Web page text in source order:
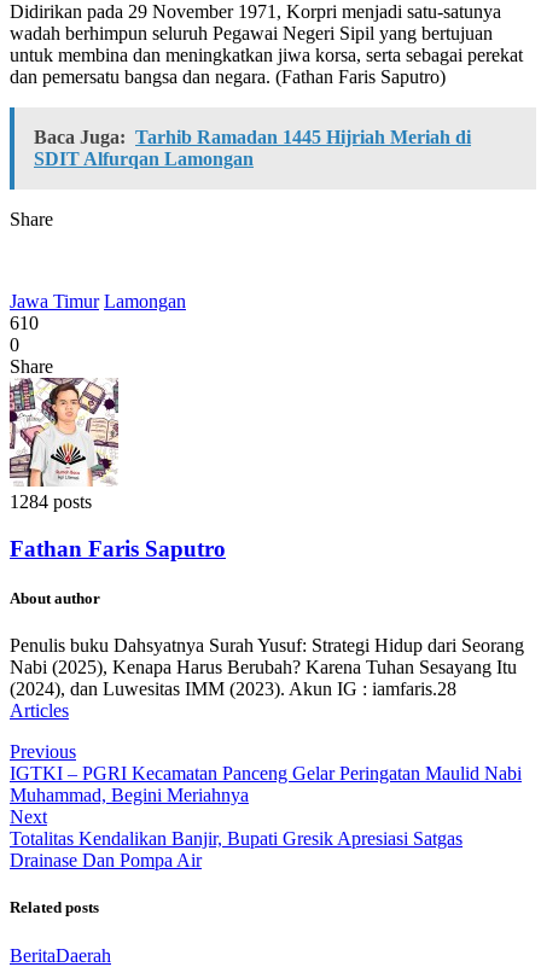
Didirikan pada 29 November 1971, Korpri menjadi satu-satunya
wadah berhimpun seluruh Pegawai Negeri Sipil yang bertujuan
untuk membina dan meningkatkan jiwa korsa, serta sebagai perekat
dan pemersatu bangsa dan negara. (Fathan Faris Saputro)
Baca Juga: Tarhib Ramadan 1445 Hijriah Meriah di
SDIT Alfurqan Lamongan
Share
Jawa Timur Lamongan
610
0
Share
1284 posts
Fathan Faris Saputro
About author
Penulis buku Dahsyatnya Surah Yusuf: Strategi Hidup dari Seorang
Nabi (2025), Kenapa Harus Berubah? Karena Tuhan Sesayang Itu
(2024), dan Luwesitas IMM (2023). Akun IG : iamfaris.28
Articles
Previous
IGTKI – PGRI Kecamatan Panceng Gelar Peringatan Maulid Nabi
Muhammad, Begini Meriahnya
Next
Totalitas Kendalikan Banjir, Bupati Gresik Apresiasi Satgas
Drainase Dan Pompa Air
Related posts
BeritaDaerah